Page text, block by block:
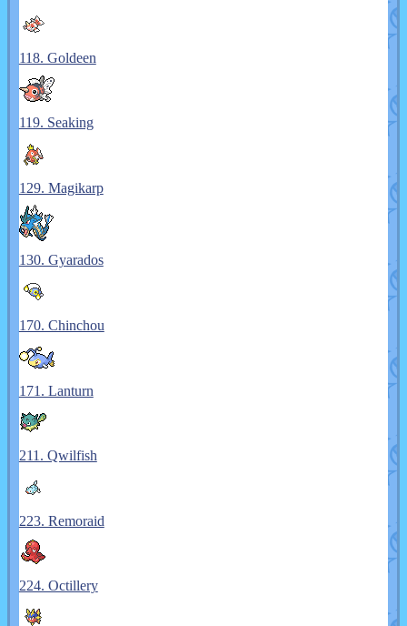
118. Goldeen
119. Seaking
129. Magikarp
130. Gyarados
170. Chinchou
171. Lanturn
211. Qwilfish
223. Remoraid
224. Octillery